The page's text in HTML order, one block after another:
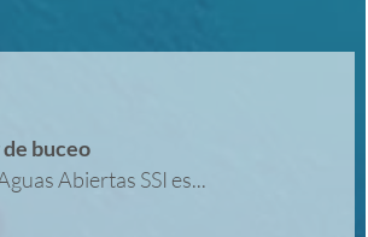
buceo
Abiertas SSI es...